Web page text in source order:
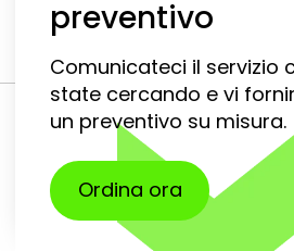
preventivo
Comunicateci il servizio
state cercando e vi
un preventivo su misura.
Ordina ora